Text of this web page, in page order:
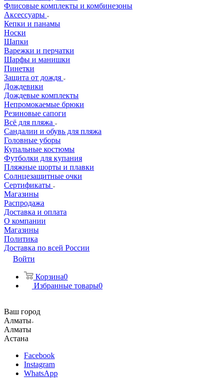
Флисовые комплекты и комбинезоны
Аксессуары
Кепки и панамы
Носки
Шапки
Варежки и перчатки
Шарфы и манишки
Пинетки
Защита от дождя
Дождевики
Дождевые комплекты
Непромокаемые брюки
Резиновые сапоги
Всё для пляжа
Сандалии и обувь для пляжа
Головные уборы
Купальные костюмы
Футболки для купания
Пляжные шорты и плавки
Солнцезащитные очки
Сертификаты
Магазины
Распродажа
Доставка и оплата
О компании
Магазины
Политика
Доставка по всей России
Войти
Корзина0
Избранные товары0
Ваш город
Алматы
Алматы
Астана
Facebook
Instagram
WhatsApp